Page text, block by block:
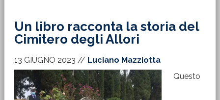
Un libro racconta la storia del
Cimitero degli Allori
13 GIUGNO 2023 // Luciano Mazziotta
Questo